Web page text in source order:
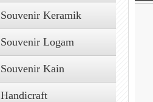
Souvenir Keramik
Souvenir Logam
Souvenir Kain
Handicraft